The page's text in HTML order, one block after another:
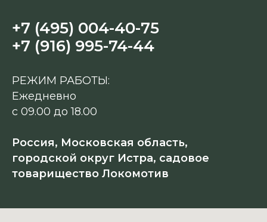
+7 (495) 004-40-75
+7 (916) 995-74-44
РЕЖИМ РАБОТЫ:
Ежедневно
с 09.00 до 18.00
Россия, Московская область,
городской округ Истра, садовое
товарищество Локомотив